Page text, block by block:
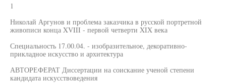
1
Николай Аргунов и проблема заказчика в русской портретной
живописи конца XVIII - первой четверти XIX века
Специальность 17.00.04. - изобразительное, декоративно-
прикладное искусство и архитектура
АВТОРЕФЕРАТ Диссертации на соискание ученой степени
кандидата искусствоведения